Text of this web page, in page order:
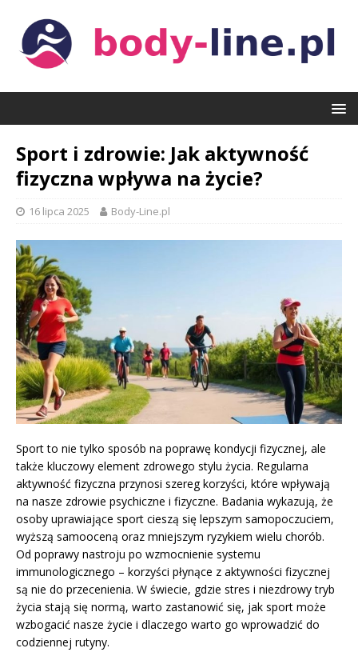
Sport i zdrowie: Jak aktywność
fizyczna wpływa na życie?
16 lipca 2025 Body-Line.pl
Sport to nie tylko sposób na poprawę kondycji fizycznej, ale
także kluczowy element zdrowego stylu życia. Regularna
aktywność fizyczna przynosi szereg korzyści, które wpływają
na nasze zdrowie psychiczne i fizyczne. Badania wykazują, że
osoby uprawiające sport cieszą się lepszym samopoczuciem,
wyższą samooceną oraz mniejszym ryzykiem wielu chorób.
Od poprawy nastroju po wzmocnienie systemu
immunologicznego – korzyści płynące z aktywności fizycznej
są nie do przecenienia. W świecie, gdzie stres i niezdrowy tryb
życia stają się normą, warto zastanowić się, jak sport może
wzbogacić nasze życie i dlaczego warto go wprowadzić do
codziennej rutyny.